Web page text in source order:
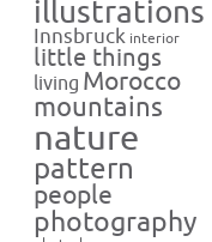
illustrations
Innsbruck interior
little things
living Morocco
mountains
nature
pattern
people
photography